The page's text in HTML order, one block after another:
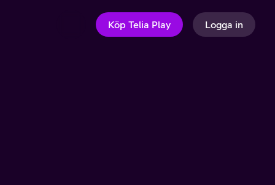
Köp Telia Play Logga in